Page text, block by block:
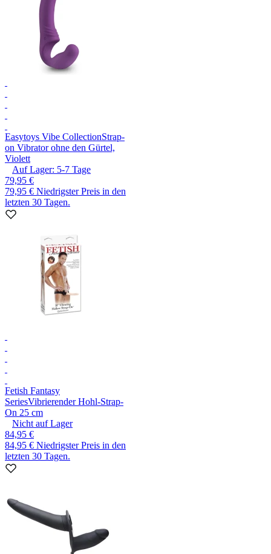
Easytoys Vibe CollectionStrap-
on Vibrator ohne den Gürtel,
Violett
Auf Lager: 5-7 Tage
79,95 €
79,95 € Niedrigster Preis in den
letzten 30 Tagen.
Fetish Fantasy
SeriesVibrierender Hohl-Strap-
On 25 cm
Nicht auf Lager
84,95 €
84,95 € Niedrigster Preis in den
letzten 30 Tagen.